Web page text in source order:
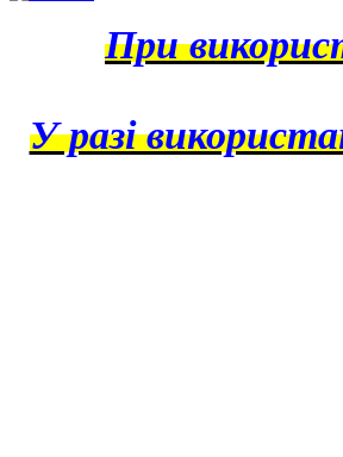
При
У разі